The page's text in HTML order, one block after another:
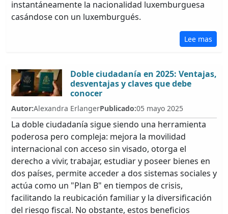
instantáneamente la nacionalidad luxemburguesa
casándose con un luxemburgués.
Lee mas
Doble ciudadanía en 2025: Ventajas,
desventajas y claves que debe
conocer
Autor:Alexandra ErlangerPublicado:05 mayo 2025
La doble ciudadanía sigue siendo una herramienta
poderosa pero compleja: mejora la movilidad
internacional con acceso sin visado, otorga el
derecho a vivir, trabajar, estudiar y poseer bienes en
dos países, permite acceder a dos sistemas sociales y
actúa como un "Plan B" en tiempos de crisis,
facilitando la reubicación familiar y la diversificación
del riesgo fiscal. No obstante, estos beneficios